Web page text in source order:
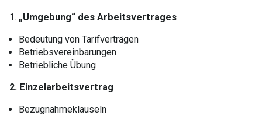
1. „Umgebung“ des Arbeitsvertrages
Bedeutung von Tarifverträgen
Betriebsvereinbarungen
Betriebliche Übung
2. Einzelarbeitsvertrag
Bezugnahmeklauseln